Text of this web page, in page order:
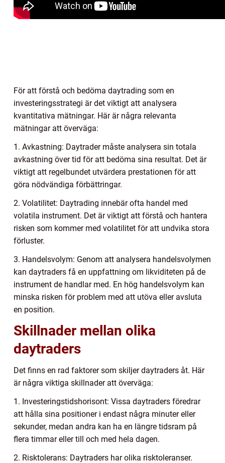
För att förstå och bedöma daytrading som en
investeringsstrategi är det viktigt att analysera
kvantitativa mätningar. Här är några relevanta
mätningar att överväga:
1. Avkastning: Daytrader måste analysera sin totala
avkastning över tid för att bedöma sina resultat. Det är
viktigt att regelbundet utvärdera prestationen för att
göra nödvändiga förbättringar.
2. Volatilitet: Daytrading innebär ofta handel med
volatila instrument. Det är viktigt att förstå och hantera
risken som kommer med volatilitet för att undvika stora
förluster.
3. Handelsvolym: Genom att analysera handelsvolymen
kan daytraders få en uppfattning om likviditeten på de
instrument de handlar med. En hög handelsvolym kan
minska risken för problem med att utöva eller avsluta
en position.
Skillnader mellan olika
daytraders
Det finns en rad faktorer som skiljer daytraders åt. Här
är några viktiga skillnader att överväga:
1. Investeringstidshorisont: Vissa daytraders föredrar
att hålla sina positioner i endast några minuter eller
sekunder, medan andra kan ha en längre tidsram på
flera timmar eller till och med hela dagen.
2. Risktolerans: Daytraders har olika risktoleranser.